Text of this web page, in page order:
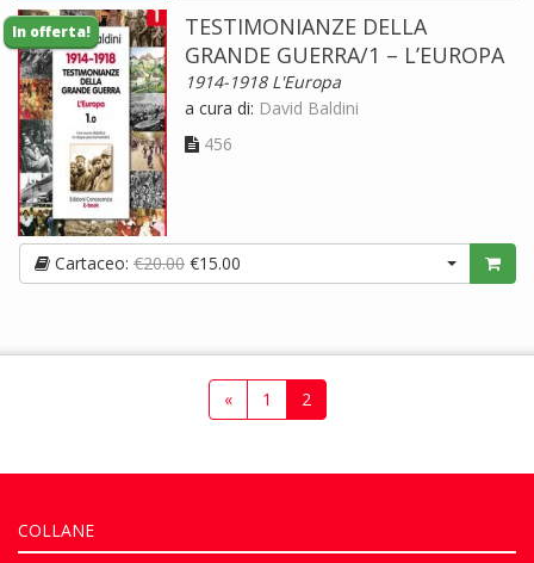
In offerta!
TESTIMONIANZE DELLA
GRANDE GUERRA/1 – L’EUROPA
1914-1918 L'Europa
a cura di: David Baldini
456
Cartaceo: €20.00 €15.00
« 1 2
COLLANE